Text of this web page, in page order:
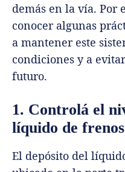
demás en la vía. Por
conocer algunas
a mantener este
condiciones y a
futuro.
1. Controlá el
líquido de frenos
El depósito del